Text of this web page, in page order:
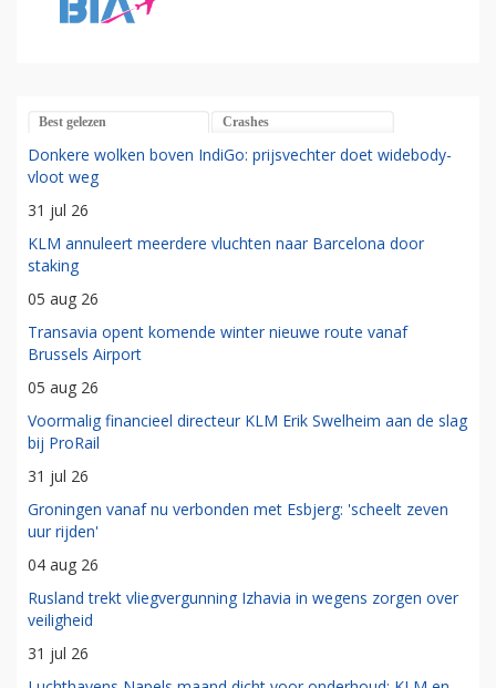
Best gelezen Crashes
Donkere wolken boven IndiGo: prijsvechter doet widebody-
vloot weg
31 jul 26
KLM annuleert meerdere vluchten naar Barcelona door
staking
05 aug 26
Transavia opent komende winter nieuwe route vanaf
Brussels Airport
05 aug 26
Voormalig financieel directeur KLM Erik Swelheim aan de slag
bij ProRail
31 jul 26
Groningen vanaf nu verbonden met Esbjerg: 'scheelt zeven
uur rijden'
04 aug 26
Rusland trekt vliegvergunning Izhavia in wegens zorgen over
veiligheid
31 jul 26